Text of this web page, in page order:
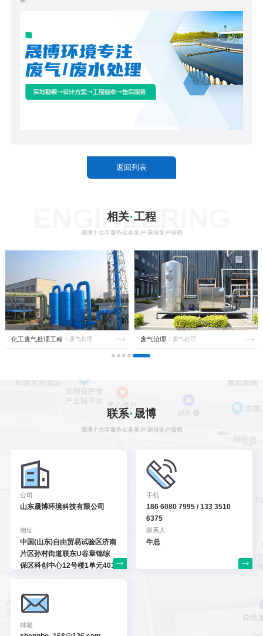
返回列表
ENGINEERING
相关·工程
晟博十余年服务众多客户 获得客户信赖
化工废气处理工程 / 废气处理 废气治理 / 废气处理
CONTACT
联系· 晟博
晟博十余年服务众多客户 获得客户信赖
公司
山东晟博环境科技有限公司
地址
中国(山东)自由贸易试验区济南
片区孙村街道联东U谷章锦综
保区科创中心12号楼1单元401
手机
186 6080 7995 / 133 3510
6375
联系人
牛总
邮箱